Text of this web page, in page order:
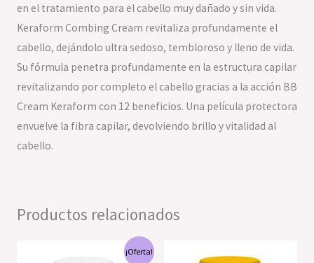
en el tratamiento para el cabello muy dañado y sin vida.
Keraform Combing Cream revitaliza profundamente el
cabello, dejándolo ultra sedoso, tembloroso y lleno de vida.
Su fórmula penetra profundamente en la estructura capilar
revitalizando por completo el cabello gracias a la acción BB
Cream Keraform con 12 beneficios. Una película protectora
envuelve la fibra capilar, devolviendo brillo y vitalidad al
cabello.
Productos relacionados
¡Oferta!
precio